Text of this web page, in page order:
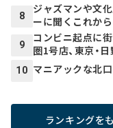
8
ジャズマンや文化
ーに聞くこれから
9
コンビニ起点に
圏1号店、東京・
10 マニアックな北
ランキングを